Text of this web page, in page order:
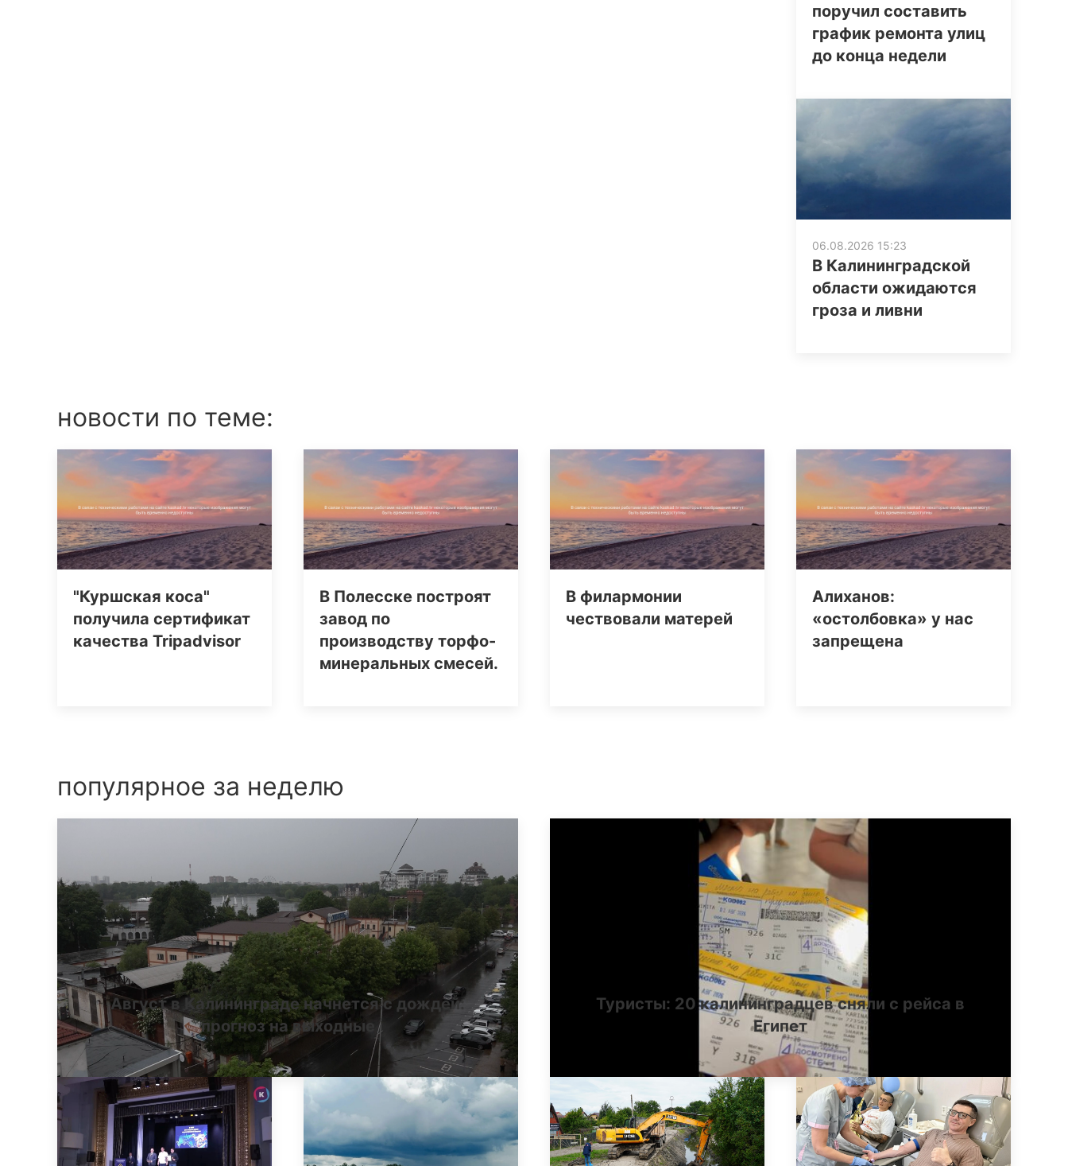
поручил составить
график ремонта улиц
до конца недели
06.08.2026 15:23
В Калининградской
области ожидаются
гроза и ливни
новости по теме:
"Куршская коса"
получила сертификат
качества Tripаdvisor
В Полесске построят
завод по
производству торфо-
минеральных смесей.
В филармонии
чествовали матерей
Алиханов:
«остолбовка» у нас
запрещена
популярное за неделю
Август в Калининграде начнется с дождей:
прогноз на выходные
Туристы: 20 калининградцев сняли с рейса в
Египет